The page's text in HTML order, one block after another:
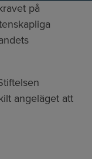
på
angeläget att